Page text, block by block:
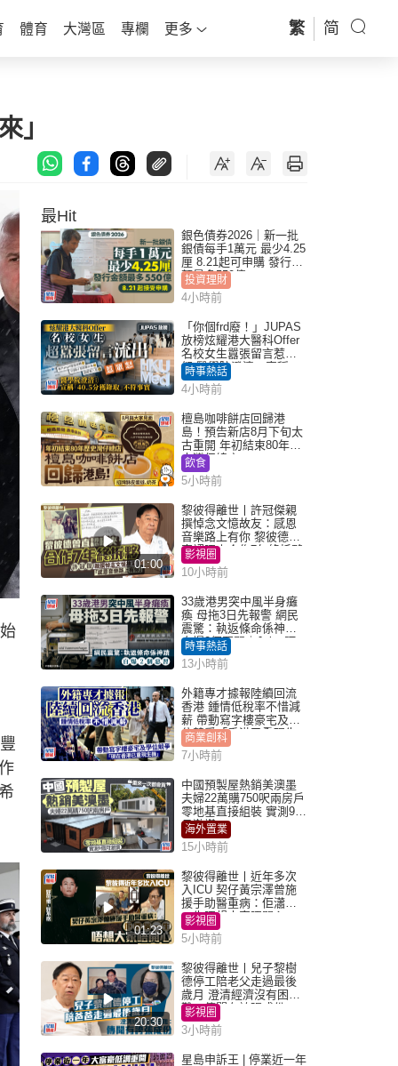
體育 大灣區 專欄 更多 繁 简
」
最Hit
銀色債券2026｜新一批
銀債每手1萬元 最少4.25
厘 8.21起可申購 發行金
額最多550億
投資理財
4小時前
「你個frd廢！」JUPAS
放榜炫耀港大醫科Offer
名校女生囂張留言惹眾
怒 醫學院澄清：宣稱
「40.5分獲錄取」不符事
實｜Juicy叮
時事熱話
4小時前
檀島咖啡餅店回歸港
島！預告新店8月下旬太
古重開 年初結束80年歷
史灣仔總店
飲食
5小時前
01:00
黎彼得離世丨許冠傑親
撰悼念文憶故友：感恩
音樂路上有你 黎彼德曾
直認唔夾合作7年終拆夥
影視圈
10小時前
33歲港男突中風半身癱
瘓 母拖3日先報警 網民
震驚：執返條命係神蹟
自爆2個惡習｜Juicy叮
時事熱話
13小時前
外籍專才據報陸續回流
香港 鍾情低稅率不惜減
薪 帶動寫字樓豪宅及學
位競爭「香港已重現生
機」
商業創科
7小時前
中國預製屋熱銷美澳墨
夫婦22萬購750呎兩房戶
零地基直接組裝 實測9個
月激讚
海外置業
15小時前
01:23
黎彼得離世丨近年多次
入ICU 契仔黃宗澤曾施
援手助醫重病：佢瀟灑
一生唔想大家唔開心
影視圈
5小時前
20:30
黎彼得離世丨兒子黎樹
德停工陪老父走過最後
歲月 澄清經濟沒有困
難：傳聞有誇張成份
影視圈
3小時前
星島申訴王 | 停業近一年